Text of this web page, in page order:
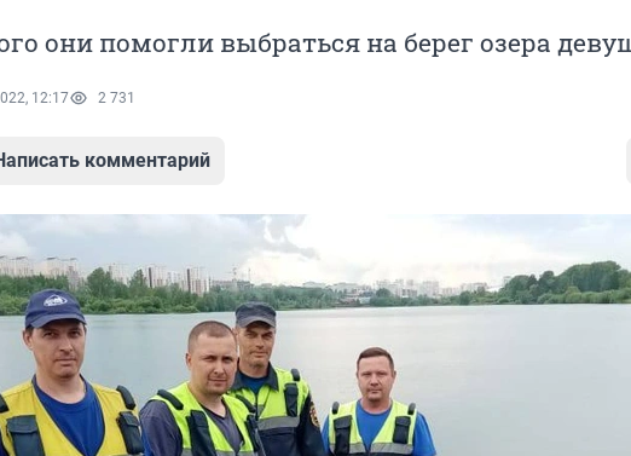
они помогли выбраться на берег озера
12:17 2 731
комментарий